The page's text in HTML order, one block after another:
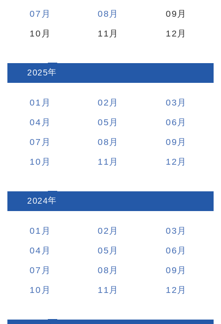
07
08
09
10
11 12
2025:
01 02
03
04
05
06
07
08
09
10
11 12
2024:
01 02
03
04
05
06
07
08
09
10
11 12